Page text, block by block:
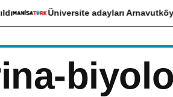
adayları Arnavutköy’de